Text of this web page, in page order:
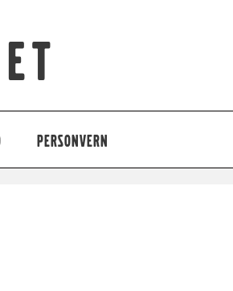
PERSONVERN